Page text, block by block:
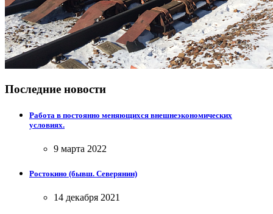
Последние новости
Работа в постоянно меняющихся внешнеэкономических
условиях.
9 марта 2022
Ростокино (бывш. Северянин)
14 декабря 2021